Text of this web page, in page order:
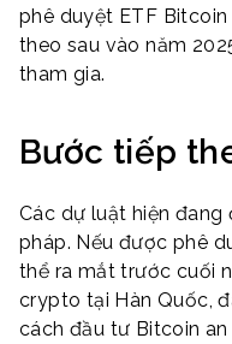
phê duyệt ETF
theo sau vào năm
tham gia.
Bước tiếp
Các dự luật hiện đang
pháp. Nếu được phê
thể ra mắt trước cuối
crypto tại Hàn Quốc,
cách đầu tư Bitcoin